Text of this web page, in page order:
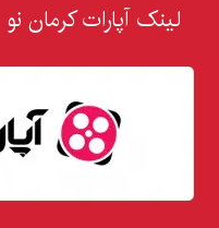
لینک آپارات کرمان نو